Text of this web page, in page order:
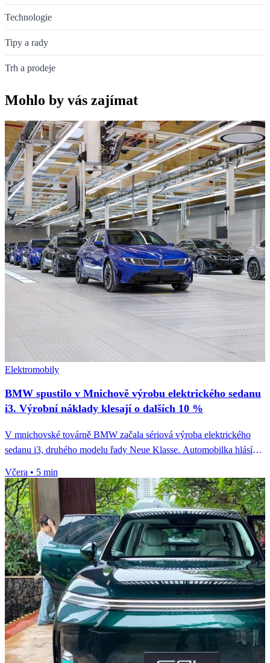
Technologie
Tipy a rady
Trh a prodeje
Mohlo by vás zajímat
Elektromobily
BMW spustilo v Mnichově výrobu elektrického sedanu
i3. Výrobní náklady klesají o dalších 10 %
V mnichovské továrně BMW začala sériová výroba elektrického
sedanu i3, druhého modelu řady Neue Klasse. Automobilka hlásí
Včera • 5 min